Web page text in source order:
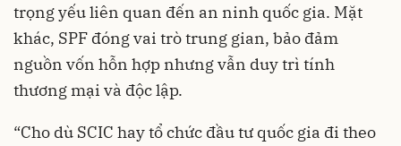
trọng yếu liên quan đến an ninh quốc gia. Mặt
khác, SPF đóng vai trò trung gian, bảo đảm
nguồn vốn hỗn hợp nhưng vẫn duy trì tính
thương mại và độc lập.
“Cho dù SCIC hay tổ chức đầu tư quốc gia đi theo